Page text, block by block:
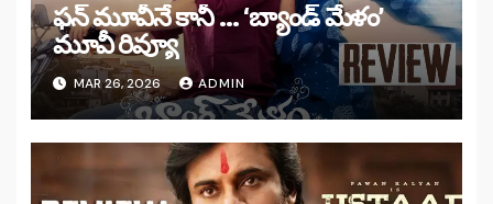
ఫన్ మూవీనే కానీ … ‘బ్యాండ్‌ మేళం’
మూవీ రివ్యూ
MAR 26, 2026 ADMIN